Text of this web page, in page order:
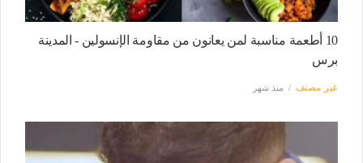
10 أطعمة مناسبة لمن يعانون من مقاومة الإنسولين - المدينة
برس
غير مصنف منذ شهر